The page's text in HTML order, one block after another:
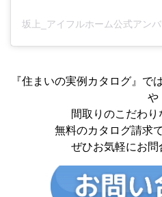
『住まいの実例カタログ』で
や
間取りのこだわり
無料のカタログ請求
ぜひお気軽にお問